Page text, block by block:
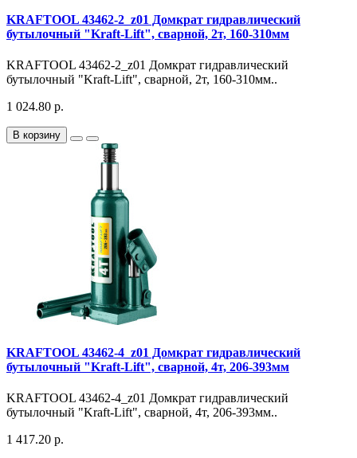
KRAFTOOL 43462-2_z01 Домкрат гидравлический
бутылочный "Kraft-Lift", сварной, 2т, 160-310мм
KRAFTOOL 43462-2_z01 Домкрат гидравлический
бутылочный "Kraft-Lift", сварной, 2т, 160-310мм..
1 024.80 р.
В корзину
KRAFTOOL 43462-4_z01 Домкрат гидравлический
бутылочный "Kraft-Lift", сварной, 4т, 206-393мм
KRAFTOOL 43462-4_z01 Домкрат гидравлический
бутылочный "Kraft-Lift", сварной, 4т, 206-393мм..
1 417.20 р.